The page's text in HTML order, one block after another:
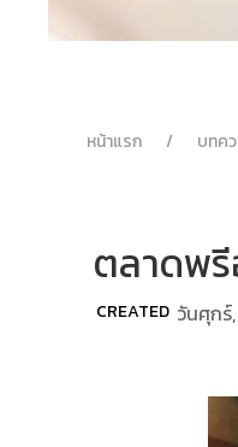
หน้าแรก บทค
ตลาดพรี
CREATED วันศุก